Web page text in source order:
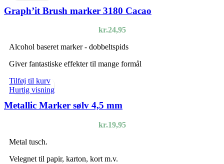
Graph’it Brush marker 3180 Cacao
kr.24,95
Alcohol baseret marker - dobbeltspids
Giver fantastiske effekter til mange formål
Tilføj til kurv
Hurtig visning
Metallic Marker sølv 4,5 mm
kr.19,95
Metal tusch.
Velegnet til papir, karton, kort m.v.